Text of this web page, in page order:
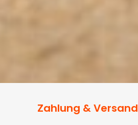
Zahlung & Versand